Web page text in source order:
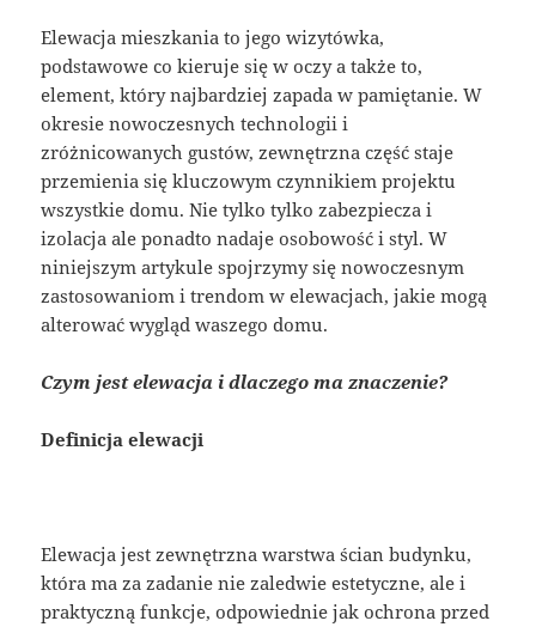
Elewacja mieszkania to jego wizytówka,
podstawowe co kieruje się w oczy a także to,
element, który najbardziej zapada w pamiętanie. W
okresie nowoczesnych technologii i
zróżnicowanych gustów, zewnętrzna część staje
przemienia się kluczowym czynnikiem projektu
wszystkie domu. Nie tylko tylko zabezpiecza i
izolacja ale ponadto nadaje osobowość i styl. W
niniejszym artykule spojrzymy się nowoczesnym
zastosowaniom i trendom w elewacjach, jakie mogą
alterować wygląd waszego domu.
Czym jest elewacja i dlaczego ma znaczenie?
Definicja elewacji
Elewacja jest zewnętrzna warstwa ścian budynku,
która ma za zadanie nie zaledwie estetyczne, ale i
praktyczną funkcje, odpowiednie jak ochrona przed